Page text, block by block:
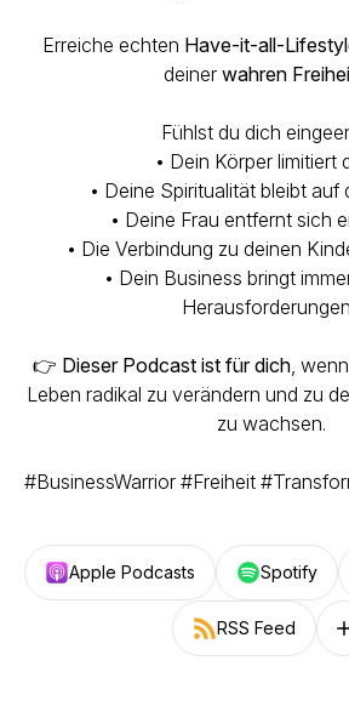
Erreiche echten Have-it-all-
deiner wahren
Fühlst du dich
• Dein Körper limitiert
• Deine Spiritualität bleibt auf
• Deine Frau entfernt sich
• Die Verbindung zu deinen
• Dein Business bringt
👉 Dieser Podcast ist für dich,
Leben radikal zu verändern und zu
zu wachsen.
#BusinessWarrior #Freiheit
Apple Podcasts Spotify
RSS Feed